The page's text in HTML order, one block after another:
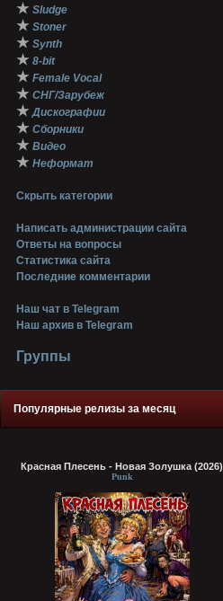
★ Sludge
★ Stoner
★ Synth
★ 8-bit
★ Female Vocal
★ СНГ/Зарубеж
★ Дискографии
★ Сборники
★ Видео
★ Неформат
Скрыть категории
Написать администрации сайта
Ответы на вопросы
Статистика сайта
Последние комментарии
Наш чат в Telegram
Наш архив в Telegram
Группы
Популярные релизы за месяц
Красная Плесень - Новая Золушка (2026)
Punk